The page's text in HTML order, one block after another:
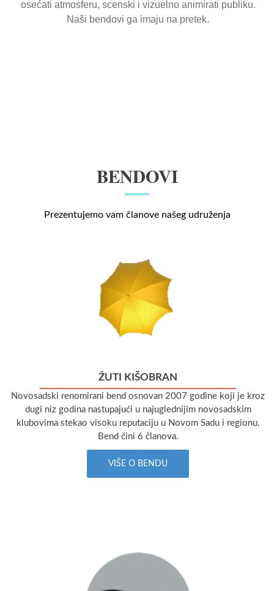
osećati atmosferu, scenski i vizuelno animirati publiku.
Naši bendovi ga imaju na pretek.
BENDOVI
Prezentujemo vam članove našeg udruženja
ŽUTI KIŠOBRAN
Novosadski renomirani bend osnovan 2007 godine koji je kroz
dugi niz godina nastupajući u najuglednijim novosadskim
klubovima stekao visoku reputaciju u Novom Sadu i regionu.
Bend čini 6 članova.
VIŠE O BENDU